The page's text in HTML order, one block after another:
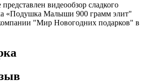
видеообзор сладкого
«Подушка Малыши 900 грамм элит"
"Мир Новогодних подарков" в